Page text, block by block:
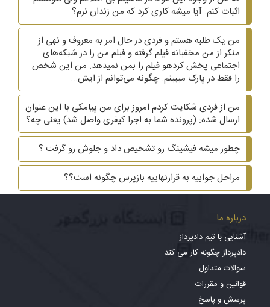
اثبات کنم. آیا میشه کاری کرد که من زندان نرم؟
من یک طلبه هستم و فردی در حال امر به معروف و نهی از
منکر از من مخفیانه فیلم گرفته و فیلم من را در شبکه‌های
اجتماعی پخش کردهو فیلم را بمن نمیدهد. من این شخص
را فقط در پارک میبینم. چگونه می‌توانم از ایش...
من از فردی شکایت کردم امروز برای من پیامکی با این عنوان
ارسال شده: (پرونده شما به اجرا کیفری واصل شد) یعنی چه؟
چطور میشه فیشینگ رو تشخیص داد و جلوش رو گرفت ؟
مراحل جوابیه به قرارنهاییه بازپرس چگونه است؟؟
درباره ما
آشنایی با تیم دادپرداز
دادپرداز چگونه کار می کند
سوالات متداول
قوانین و مقررات
پرسش و پاسخ